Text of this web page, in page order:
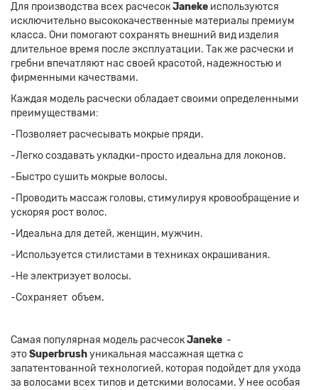
Для производства всех расчесокJaneke используются
исключительно высококачественные материалы премиум
класса. Они помогают сохранять внешний вид изделия
длительное время после эксплуатации. Так же расчески и
гребни впечатляют нас своей красотой, надежностью и
фирменными качествами.
Каждая модель расчески обладает своими определенными
преимуществами:
-Позволяет расчесывать мокрые пряди.
-Легко создавать укладки-просто идеальна для локонов.
-Быстро сушить мокрые волосы.
-Проводить массаж головы, стимулируя кровообращение и
ускоряя рост волос.
-Идеальна для детей, женщин, мужчин.
-Используется стилистами в техниках окрашивания.
-Не электризует волосы.
-Сохраняет объем.
Самая популярная модель расчесокJaneke -
этоSuperbrushуникальная массажная щетка с
запатентованной технологией, которая подойдет для ухода
за волосами всех типов и детскими волосами. У нее особая